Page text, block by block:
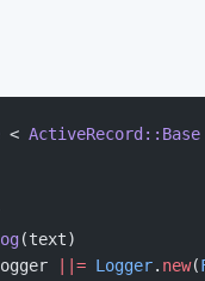
< ActiveRecord::Base
(text)
||= Logger. new(